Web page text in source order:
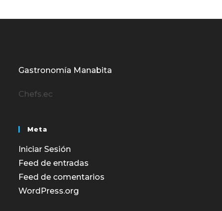
Gastronomía Manabita
Chefs.ec
Meta
Iniciar Sesión
Feed de entradas
Feed de comentarios
WordPress.org